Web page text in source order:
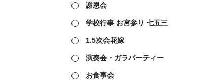
謝恩会
学校行事 お宮参り 七五三
1.5次会花嫁
演奏会・ガラパーティー
お食事会